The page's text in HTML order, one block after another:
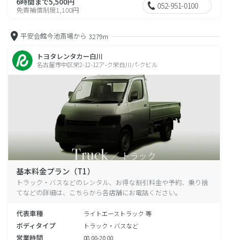
免責補償制度1,100円 052-951-0100
平安会館今池斎場から 3279m
トヨタレンタカー白川
名古屋市中区栄2-12-12ア-ク栄白川パ-クビル
基本料金プラン（T1）
トラック・バスなどのレンタル、お得な割引料金や予約、乗り捨
てなどの詳細は、こちらから各店舗にお電話ください。
代表車種 ライトエーストラック 等
ボディタイプ トラック・バスなど
営業時間 08:00-20:00